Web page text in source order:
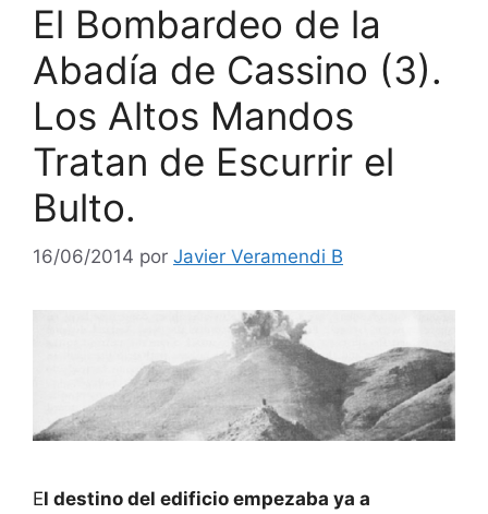
El Bombardeo de la
Abadía de Cassino (3).
Los Altos Mandos
Tratan de Escurrir el
Bulto.
16/06/2014 por Javier Veramendi B
El destino del edificio empezaba ya a